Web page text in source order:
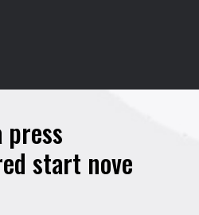
press
start nove